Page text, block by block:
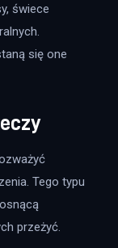
świece
się one
Tego typu
przeżyć.